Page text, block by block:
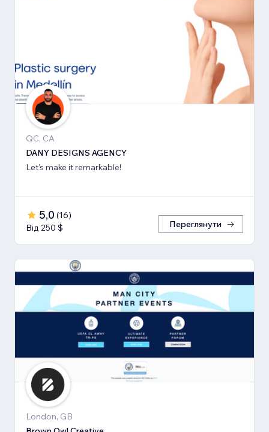
QC, CA
DANY DESIGNS AGENCY
Let's make it remarkable!
5,0 (16)
Від 250 $
Переглянути
London, GB